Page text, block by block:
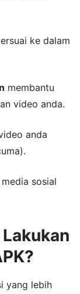
ke dalam
membantu
video anda.
anda
sosial
yang lebih